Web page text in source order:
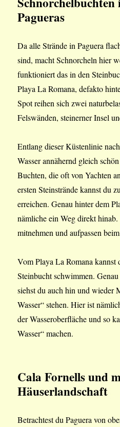
Pagueras
Da alle Strände in Paguera
sind, macht Schnorcheln hier
funktioniert das in den
Playa La Romana, defakto
Spot reihen sich zwei
Felswänden, steinerner Insel
Entlang dieser Küstenlinie
Wasser annähernd gleich
Buchten, die oft von Yachten
ersten Steinstrände kannst du
erreichen. Genau hinter dem
nämliche ein Weg direkt
mitnehmen und aufpassen
Vom Playa La Romana kannst
Steinbucht schwimmen.
siehst du auch hin und wieder
Wasser“ stehen. Hier ist
der Wasseroberfläche und so
Wasser“ machen.
Cala Fornells und
Häuserlandschaft
Betrachtest du Paguera von